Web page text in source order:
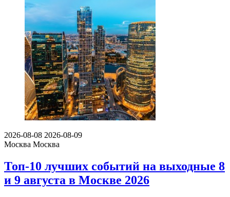
2026-08-08 2026-08-09
Москва Москва
Топ-10 лучших событий на выходные 8
и 9 августа в Москве 2026